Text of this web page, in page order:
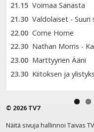
21.15 Voimaa Sanasta
21.30 Valdolaiset - Suuri
22.00 Come Home
22.30 Nathan Morris -
23.00 Marttyyrien Ääni
23.30 Kiitoksen ja
© 2026 TV7
Näitä sivuja hallinnoi Taivas